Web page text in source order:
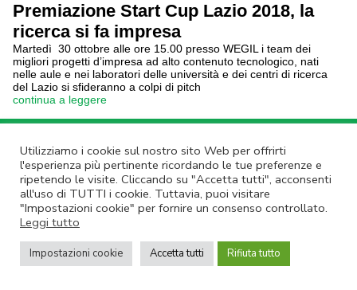
Utilizziamo i cookie sul nostro sito Web per offrirti
l'esperienza più pertinente ricordando le tue preferenze e
ripetendo le visite. Cliccando su "Accetta tutti", acconsenti
all'uso di TUTTI i cookie. Tuttavia, puoi visitare
"Impostazioni cookie" per fornire un consenso controllato.
Leggi tutto
Impostazioni cookie Accetta tutti Rifiuta tutto
Premiazione Start Cup Lazio 2018, la
ricerca si fa impresa
Martedì 30 ottobre alle ore 15.00 presso WEGIL i team dei
migliori progetti d’impresa ad alto contenuto tecnologico, nati
nelle aule e nei laboratori delle università e dei centri di ricerca
del Lazio si sfideranno a colpi di pitch
continua a leggere
Non rispondere a questa email.Contatta Lazio Innova
© Lazio Innova SpA – Via dell’Amba Aradam, 9 – 00184 Roma – Tel.
06.60.51.60 – P.IVA 05950941004